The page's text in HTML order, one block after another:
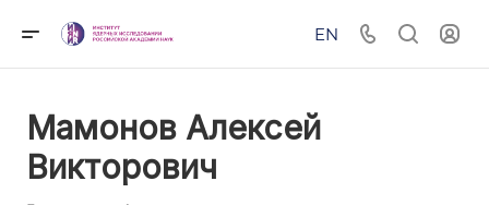
EN
Мамонов Алексей
Викторович